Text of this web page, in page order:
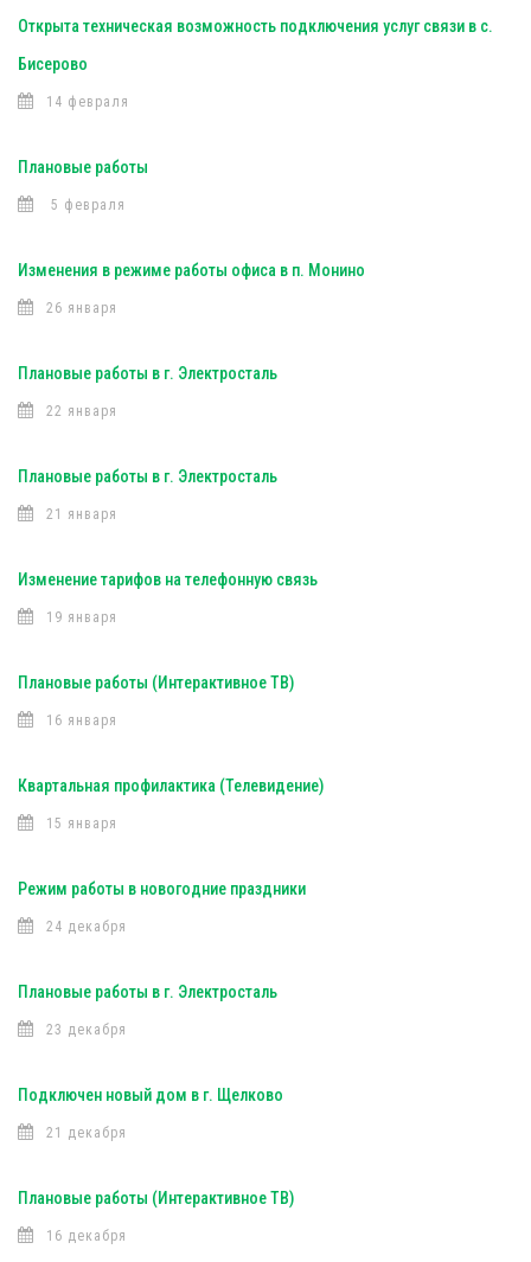
Открыта техническая возможность подключения услуг связи в с.
Бисерово
14 февраля
Плановые работы
5 февраля
Изменения в режиме работы офиса в п. Монино
26 января
Плановые работы в г. Электросталь
22 января
Плановые работы в г. Электросталь
21 января
Изменение тарифов на телефонную связь
19 января
Плановые работы (Интерактивное ТВ)
16 января
Квартальная профилактика (Телевидение)
15 января
Режим работы в новогодние праздники
24 декабря
Плановые работы в г. Электросталь
23 декабря
Подключен новый дом в г. Щелково
21 декабря
Плановые работы (Интерактивное ТВ)
16 декабря